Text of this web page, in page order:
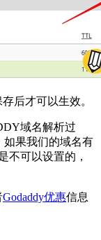
后才可以生效。
域名解析过
如果我们的域名有
不可以设置的，
Godaddy优惠信息